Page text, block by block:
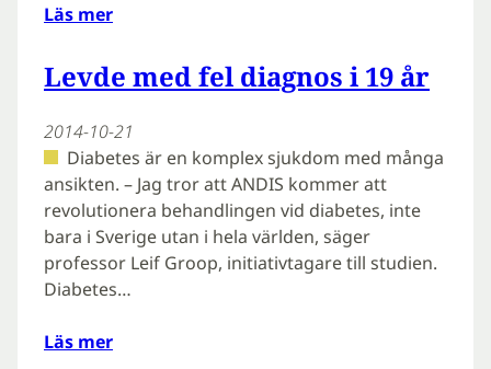
Läs mer
Levde med fel diagnos i 19 år
2014-10-21
Diabetes är en komplex sjukdom med många
ansikten. – Jag tror att ANDIS kommer att
revolutionera behandlingen vid diabetes, inte
bara i Sverige utan i hela världen, säger
professor Leif Groop, initiativtagare till studien.
Diabetes…
Läs mer